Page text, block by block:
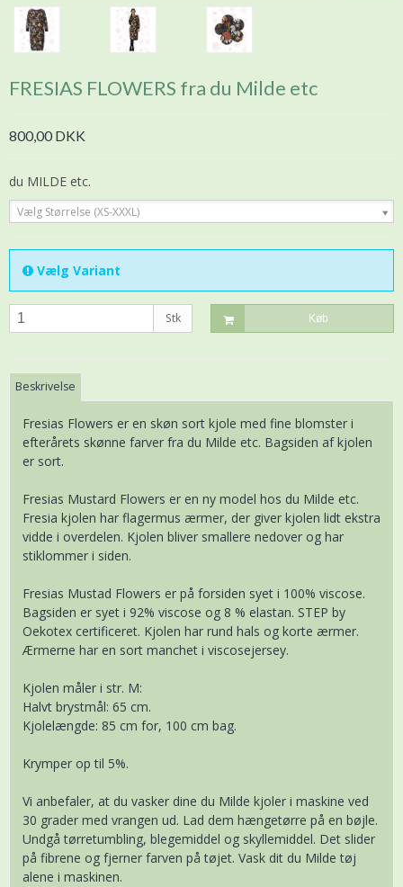
FRESIAS FLOWERS fra du Milde etc
800,00 DKK
du MILDE etc.
Vælg Størrelse (XS-XXXL)
Vælg Variant
Stk Køb
Beskrivelse
Fresias Flowers er en skøn sort kjole med fine blomster i
efterårets skønne farver fra du Milde etc. Bagsiden af kjolen
er sort.
Fresias Mustard Flowers er en ny model hos du Milde etc.
Fresia kjolen har flagermus ærmer, der giver kjolen lidt ekstra
vidde i overdelen. Kjolen bliver smallere nedover og har
stiklommer i siden.
Fresias Mustad Flowers er på forsiden syet i 100% viscose.
Bagsiden er syet i 92% viscose og 8 % elastan. STEP by
Oekotex certificeret. Kjolen har rund hals og korte ærmer.
Ærmerne har en sort manchet i viscosejersey.
Kjolen måler i str. M:
Halvt brystmål: 65 cm.
Kjolelængde: 85 cm for, 100 cm bag.
Krymper op til 5%.
Vi anbefaler, at du vasker dine du Milde kjoler i maskine ved
30 grader med vrangen ud. Lad dem hængetørre på en bøjle.
Undgå tørretumbling, blegemiddel og skyllemiddel. Det slider
på fibrene og fjerner farven på tøjet. Vask dit du Milde tøj
alene i maskinen.